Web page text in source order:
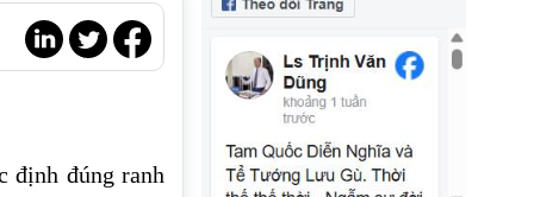
định đúng ranh